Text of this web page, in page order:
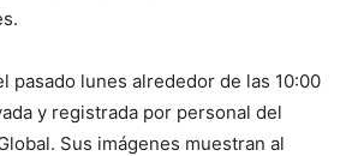
pasado lunes alrededor de las 10:00
y registrada por personal del
Sus imágenes muestran al